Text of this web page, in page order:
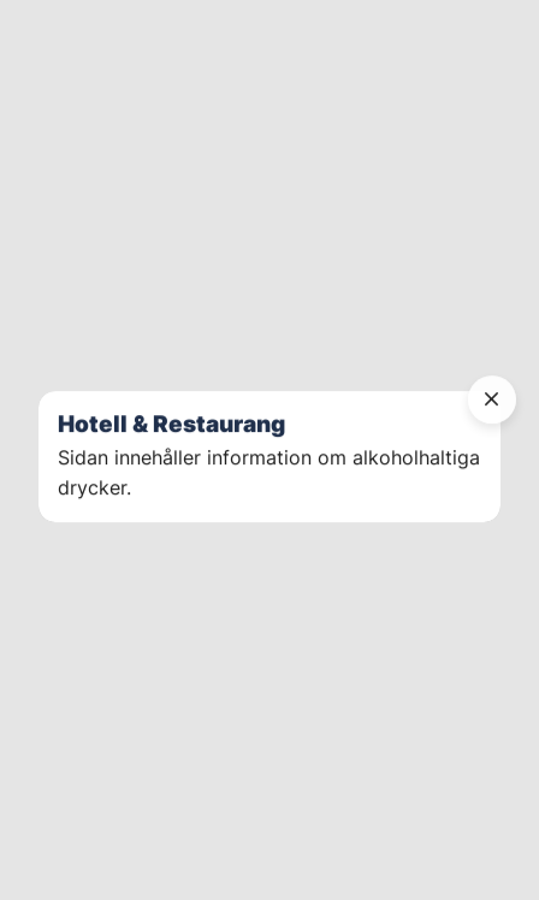
Hotell & Restaurang
Sidan innehåller information om alkoholhaltiga
drycker.